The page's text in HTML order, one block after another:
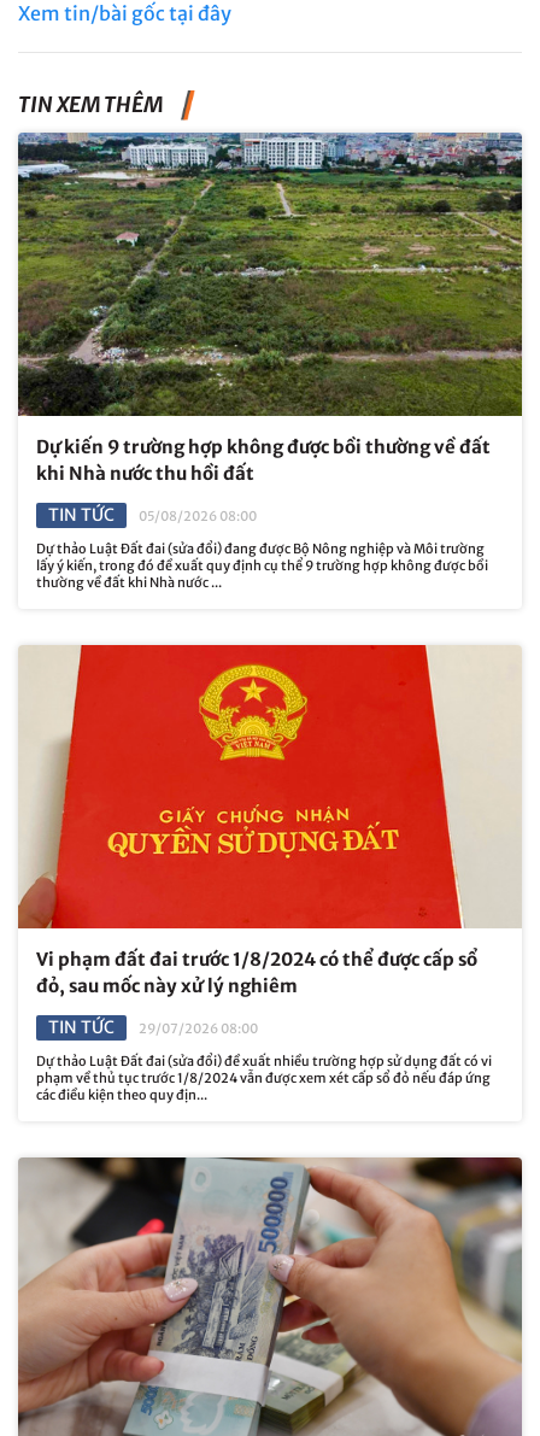
Xem tin/bài gốc tại đây
TIN XEM THÊM
Dự kiến 9 trường hợp không được bồi thường về đất
khi Nhà nước thu hồi đất
TIN TỨC
05/08/2026 08:00
Dự thảo Luật Đất đai (sửa đổi) đang được Bộ Nông nghiệp và Môi trường
lấy ý kiến, trong đó đề xuất quy định cụ thể 9 trường hợp không được bồi
thường về đất khi Nhà nước ...
Vi phạm đất đai trước 1/8/2024 có thể được cấp sổ
đỏ, sau mốc này xử lý nghiêm
TIN TỨC
29/07/2026 08:00
Dự thảo Luật Đất đai (sửa đổi) đề xuất nhiều trường hợp sử dụng đất có vi
phạm về thủ tục trước 1/8/2024 vẫn được xem xét cấp sổ đỏ nếu đáp ứng
các điều kiện theo quy địn...